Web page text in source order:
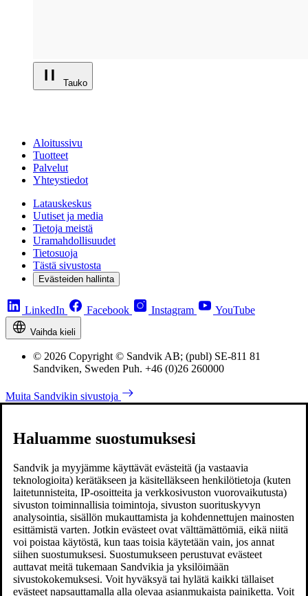
Tauko
Aloitussivu
Tuotteet
Palvelut
Yhteystiedot
Latauskeskus
Uutiset ja media
Tietoja meistä
Uramahdollisuudet
Tietosuoja
Tästä sivustosta
Evästeiden hallinta
LinkedIn Facebook Instagram YouTube
Vaihda kieli
© 2026 Copyright © Sandvik AB; (publ) SE-811 81
Sandviken, Sweden Puh. +46 (0)26 260000
Muita Sandvikin sivustoja
Haluamme suostumuksesi
Sandvik ja myyjämme käyttävät evästeitä (ja vastaavia
teknologioita) kerätäkseen ja käsitelläkseen henkilötietoja (kuten
laitetunnisteita, IP-osoitteita ja verkkosivuston vuorovaikutusta)
sivuston toiminnallisia toimintoja, sivuston suorituskyvyn
analysointia, sisällön mukauttamista ja kohdennettujen mainosten
esittämistä varten. Jotkin evästeet ovat välttämättömiä, eikä niitä
voi poistaa käytöstä, kun taas toisia käytetään vain, jos annat
siihen suostumuksesi. Suostumukseen perustuvat evästeet
auttavat meitä tukemaan Sandvikia ja yksilöimään
sivustokokemuksesi. Voit hyväksyä tai hylätä kaikki tällaiset
evästeet napsauttamalla alla olevaa asianmukaista painiketta. Voit